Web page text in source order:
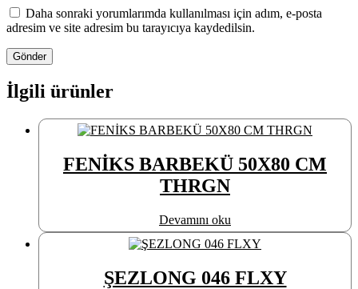
Daha sonraki yorumlarımda kullanılması için adım, e-posta
adresim ve site adresim bu tarayıcıya kaydedilsin.
İlgili ürünler
FENİKS BARBEKÜ 50X80 CM
THRGN
Devamını oku
ŞEZLONG 046 FLXY